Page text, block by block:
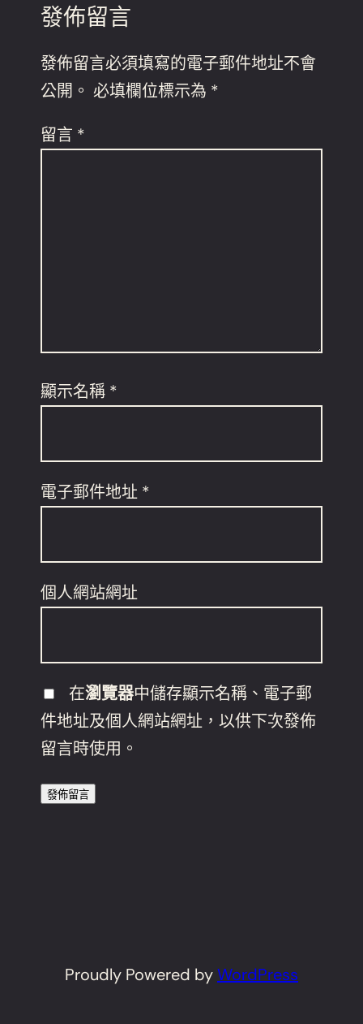
發佈留言
發佈留言必須填寫的電子郵件地址不會
公開。 必填欄位標示為 *
留言 *
顯示名稱 *
電子郵件地址 *
個人網站網址
在瀏覽器中儲存顯示名稱、電子郵
件地址及個人網站網址，以供下次發佈
留言時使用。
Proudly Powered byWordPress